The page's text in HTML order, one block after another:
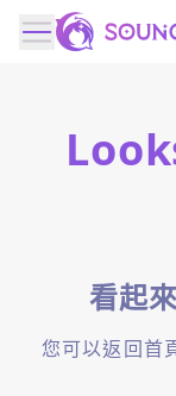
看起
您可以返回首